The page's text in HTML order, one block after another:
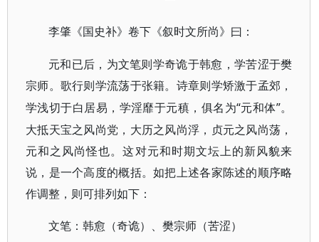
李肇《国史补》卷下《叙时文所尚》曰：
元和已后，为文笔则学奇诡于韩愈，学苦涩于樊
宗师。歌行则学流荡于张籍。诗章则学矫激于孟郊，
学浅切于白居易，学淫靡于元稹，俱名为“元和体”。
大抵天宝之风尚党，大历之风尚浮，贞元之风尚荡，
元和之风尚怪也。这对元和时期文坛上的新风貌来
说，是一个高度的概括。如把上述各家陈述的顺序略
作调整，则可排列如下：
文笔：韩愈（奇诡）、樊宗师（苦涩）